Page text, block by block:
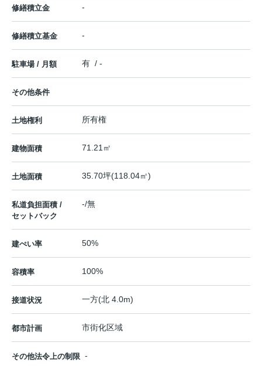
修繕積立金 -
修繕積立基金 -
駐車場 / 月額 有 / -
その他条件
土地権利 所有権
建物面積 71.21㎡
土地面積 35.70坪(118.04㎡)
私道負担面積 /
セットバック
-/無
建ぺい率 50%
容積率 100%
接道状況 一方(北 4.0m)
都市計画 市街化区域
その他法令上の制限 -